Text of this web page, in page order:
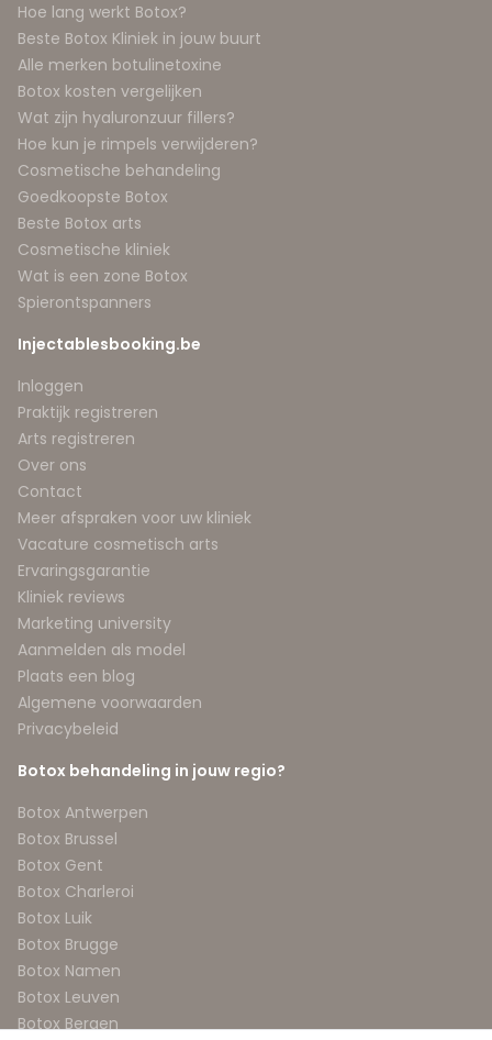
Hoe lang werkt Botox?
Beste Botox Kliniek in jouw buurt
Alle merken botulinetoxine
Botox kosten vergelijken
Wat zijn hyaluronzuur fillers?
Hoe kun je rimpels verwijderen?
Cosmetische behandeling
Goedkoopste Botox
Beste Botox arts
Cosmetische kliniek
Wat is een zone Botox
Spierontspanners
Injectablesbooking.be
Inloggen
Praktijk registreren
Arts registreren
Over ons
Contact
Meer afspraken voor uw kliniek
Vacature cosmetisch arts
Ervaringsgarantie
Kliniek reviews
Marketing university
Aanmelden als model
Plaats een blog
Algemene voorwaarden
Privacybeleid
Botox behandeling in jouw regio?
Botox Antwerpen
Botox Brussel
Botox Gent
Botox Charleroi
Botox Luik
Botox Brugge
Botox Namen
Botox Leuven
Botox Bergen